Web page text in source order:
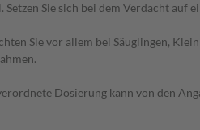
Sie sich bei dem Verdacht auf
Sie vor allem bei Säuglingen,
Dosierung kann von den